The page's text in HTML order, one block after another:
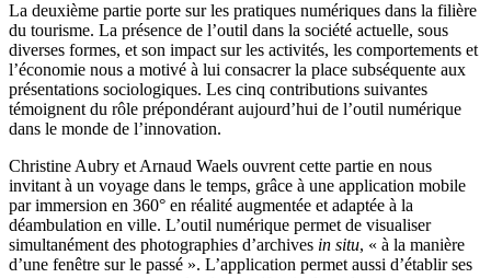
La deuxième partie porte sur les pratiques numériques dans la filière
du tourisme. La présence de l’outil dans la société actuelle, sous
diverses formes, et son impact sur les activités, les comportements et
l’économie nous a motivé à lui consacrer la place subséquente aux
présentations sociologiques. Les cinq contributions suivantes
témoignent du rôle prépondérant aujourd’hui de l’outil numérique
dans le monde de l’innovation.
Christine Aubry et Arnaud Waels ouvrent cette partie en nous
invitant à un voyage dans le temps, grâce à une application mobile
par immersion en 360° en réalité augmentée et adaptée à la
déambulation en ville. L’outil numérique permet de visualiser
simultanément des photographies d’archives in situ, « à la manière
d’une fenêtre sur le passé ». L’application permet aussi d’établir ses